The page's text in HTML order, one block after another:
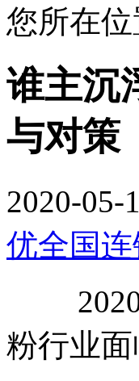
您所在位
谁主沉
与对策
2020-
优全国
2020
粉行业面